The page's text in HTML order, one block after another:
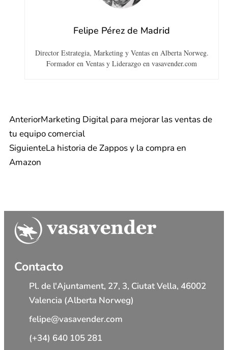
Felipe Pérez de Madrid
Director Estrategia, Marketing y Ventas en Alberta Norweg.
Formador en Ventas y Liderazgo en vasavender.com
AnteriorMarketing Digital para mejorar las ventas de
tu equipo comercial
SiguienteLa historia de Zappos y la compra en
Amazon
Contacto
Pl. de l'Ajuntament, 27, 3, Ciutat Vella, 46002
Valencia (Alberta Norweg)
felipe@vasavender.com
(+34) 640 105 281